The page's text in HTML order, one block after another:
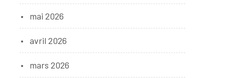
mai 2026
avril 2026
mars 2026